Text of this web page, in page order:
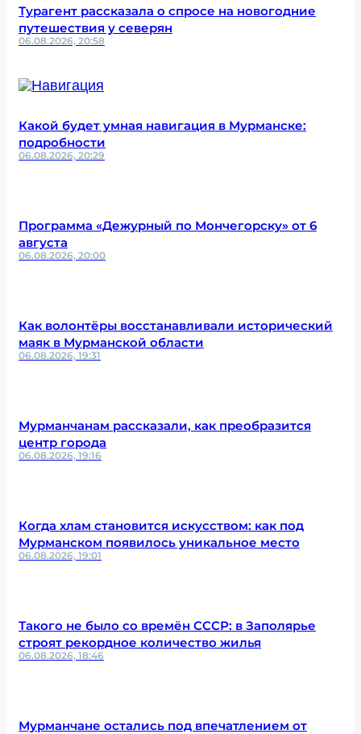
Турагент рассказала о спросе на новогодние
путешествия у северян
06.08.2026, 20:58
Какой будет умная навигация в Мурманске:
подробности
06.08.2026, 20:29
Программа «Дежурный по Мончегорску» от 6
августа
06.08.2026, 20:00
Как волонтёры восстанавливали исторический
маяк в Мурманской области
06.08.2026, 19:31
Мурманчанам рассказали, как преобразится
центр города
06.08.2026, 19:16
Когда хлам становится искусством: как под
Мурманском появилось уникальное место
06.08.2026, 19:01
Такого не было со времён СССР: в Заполярье
строят рекордное количество жилья
06.08.2026, 18:46
Мурманчане остались под впечатлением от